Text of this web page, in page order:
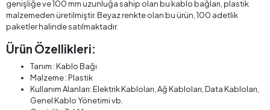
genişliğe ve 100 mm uzunluğa sahip olan bu kablo bağları, plastik
malzemeden üretilmiştir. Beyaz renkte olan bu ürün, 100 adetlik
paketler halinde satılmaktadır.
Ürün Özellikleri:
Tanım : Kablo Bağı
Malzeme : Plastik
Kullanım Alanları: Elektrik Kabloları, Ağ Kabloları, Data Kabloları,
Genel Kablo Yönetimi vb.